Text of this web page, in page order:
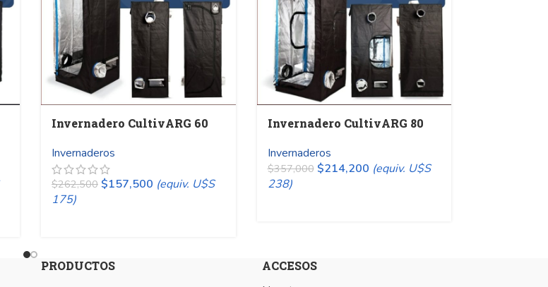
Invernadero CultivARG 60
Invernaderos
$262,500 $157,500 (equiv. U$S
175)
Invernadero CultivARG 80
Invernaderos
$357,000 $214,200 (equiv. U$S
238)
PRODUCTOS ACCESOS